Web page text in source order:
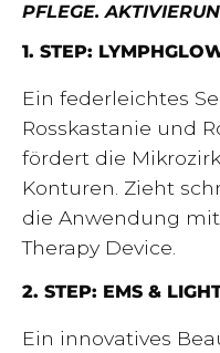
PFLEGE.
1. STEP:
Ein federleichtes
Rosskastanie und
fördert die
Konturen. Zieht
die Anwendung
Therapy Device.
2. STEP: EMS &
Ein innovatives